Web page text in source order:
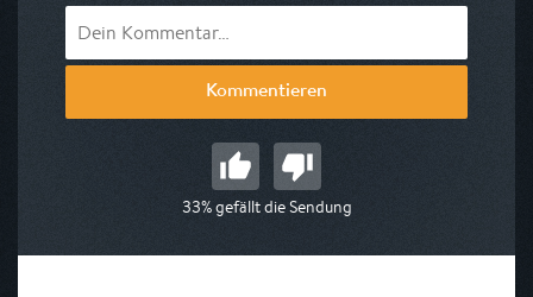
Kommentieren
33% gefällt die Sendung